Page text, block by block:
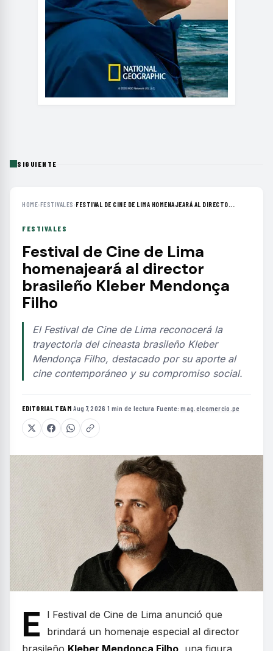
SIGUIENTE
HOME›FESTIVALES ›FESTIVAL DE CINE DE LIMA HOMENAJEARÁ AL DIRECTO...
FESTIVALES
Festival de Cine de Lima
homenajeará al director
brasileño Kleber Mendonça
Filho
El Festival de Cine de Lima reconocerá la
trayectoria del cineasta brasileño Kleber
Mendonça Filho, destacado por su aporte al
cine contemporáneo y su compromiso social.
EDITORIAL TEAM·Aug 7, 2026 ·1 min de lectura ·Fuente:mag.elcomercio.pe
E
l Festival de Cine de Lima anunció que
brindará un homenaje especial al director
brasileño Kleber Mendonça Filho, una figura